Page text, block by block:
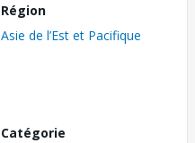
Région
Asie de l’Est et Pacifique
Catégorie